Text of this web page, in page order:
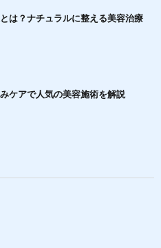
は？ナチュラルに整える美容治療
ケアで人気の美容施術を解説